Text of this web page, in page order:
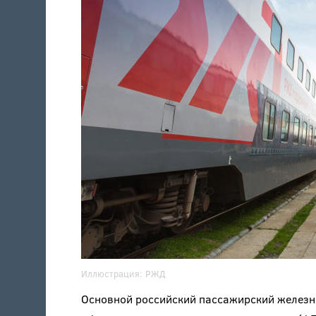
Иллюстрация: РЖД
Основной российский пассажирский